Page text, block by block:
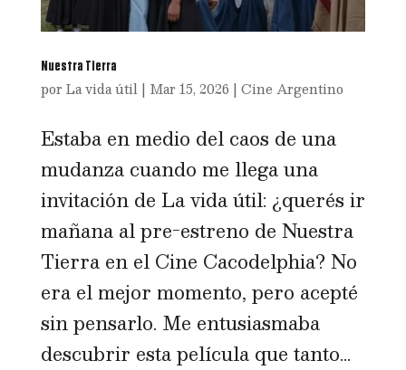
Nuestra Tierra
por La vida útil| Mar 15, 2026 | Cine Argentino
Estaba en medio del caos de una
mudanza cuando me llega una
invitación de La vida útil: ¿querés ir
mañana al pre-estreno de Nuestra
Tierra en el Cine Cacodelphia? No
era el mejor momento, pero acepté
sin pensarlo. Me entusiasmaba
descubrir esta película que tanto...